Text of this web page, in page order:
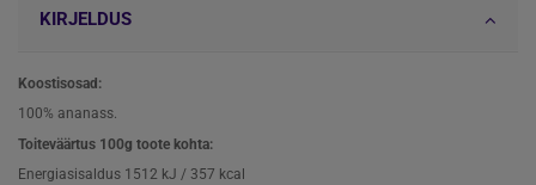
KIRJELDUS
Koostisosad:
100% ananass.
Toiteväärtus 100g toote kohta:
Energiasisaldus 1512 kJ / 357 kcal